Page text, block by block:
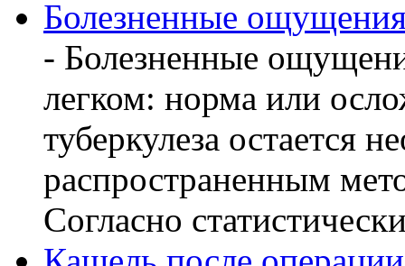
Болезненные
- Болезненные
легком: норма или
туберкулеза остается
распространенным
Согласно